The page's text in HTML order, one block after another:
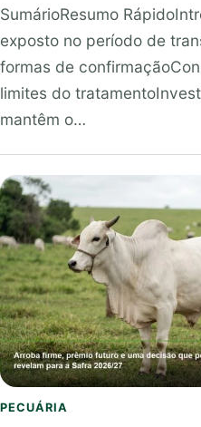
SumárioResumo
exposto no período de
formas de
limites do
mantêm o…
PECUÁRIA